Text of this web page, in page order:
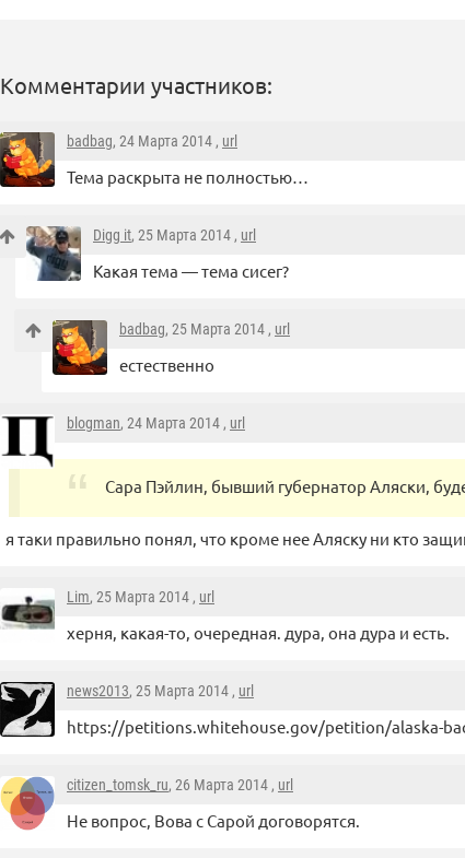
Комментарии участников:
badbag, 24 Марта 2014 , url
Тема раскрыта не полностью…
Digg it, 25 Марта 2014 , url
Какая тема — тема сисег?
badbag, 25 Марта 2014 , url
естественно
blogman, 24 Марта 2014 , url
Сара Пэйлин, бывший губернатор Аляски,
я таки правильно понял, что кроме нее Аляску ни кто
Lim, 25 Марта 2014 , url
херня, какая-то, очередная. дура, она дура и есть.
news2013, 25 Марта 2014 , url
https://petitions.whitehouse.gov/petition/alaska-
citizen_tomsk_ru, 26 Марта 2014 , url
Не вопрос, Вова с Сарой договорятся.